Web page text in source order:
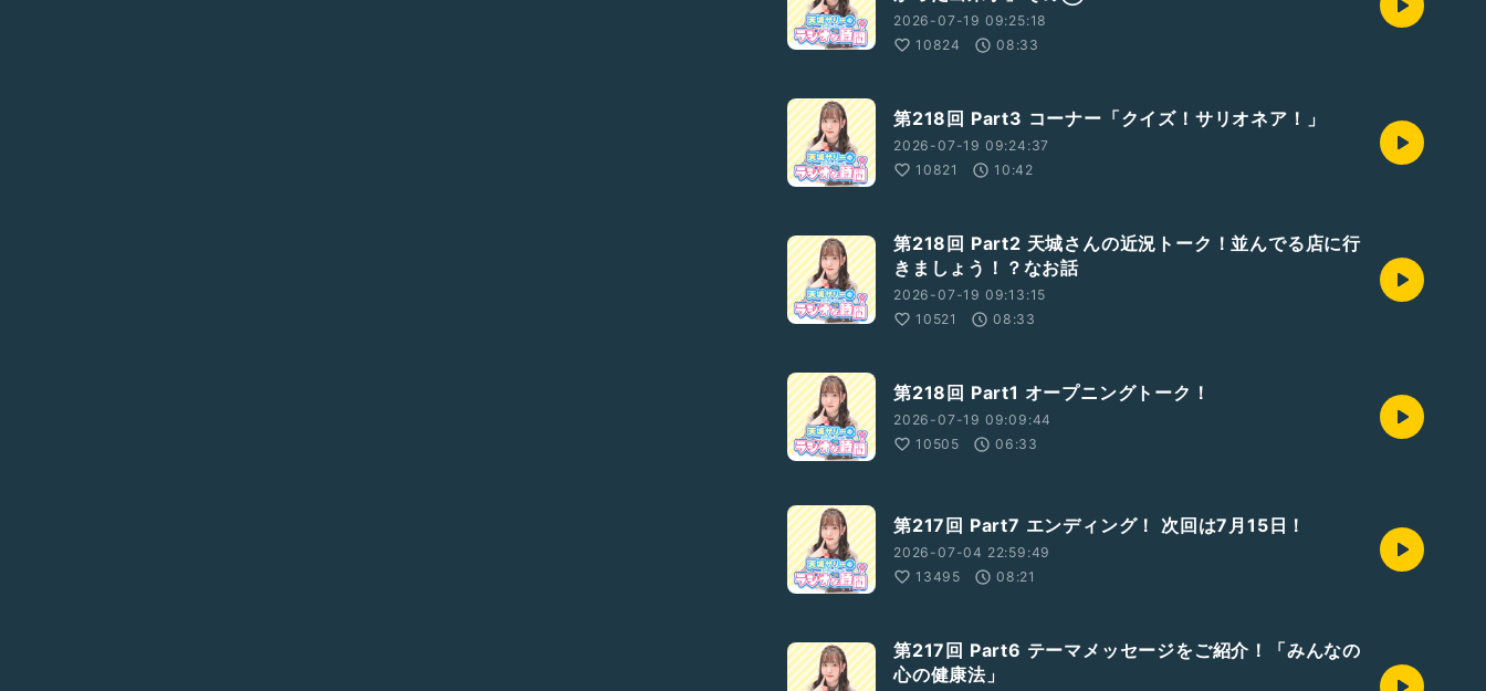
2026-07-19 09:25:18
10824
08:33
第218回 Part3 コーナー「クイズ！サリオネア！」
2026-07-19 09:24:37
10821
10:42
第218回 Part2 天城さんの近況トーク！並んでる店に行
きましょう！？なお話
2026-07-19 09:13:15
10521
08:33
第218回 Part1 オープニングトーク！
2026-07-19 09:09:44
10505
06:33
第217回 Part7 エンディング！ 次回は7月15日！
2026-07-04 22:59:49
13495
08:21
第217回 Part6 テーマメッセージをご紹介！「みんなの
心の健康法」